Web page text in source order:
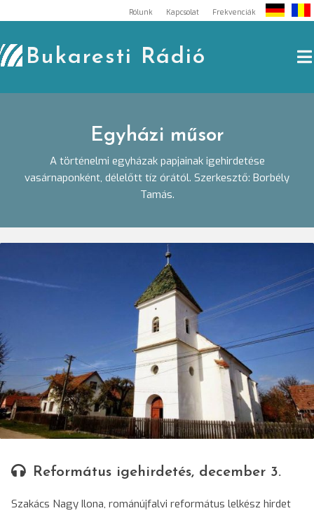
to
content
Rólunk Kapcsolat Frekvenciák
Bukaresti Rádió
Egyházi műsor
A történelmi egyházak papjainak igehirdetése
vasárnaponként, délelőtt tíz órától. Szerkesztő: Borbély
Tamás.
© Románújfalvi református templom
Református igehirdetés, december 3.
Szakács Nagy Ilona, románújfalvi református lelkész hirdet